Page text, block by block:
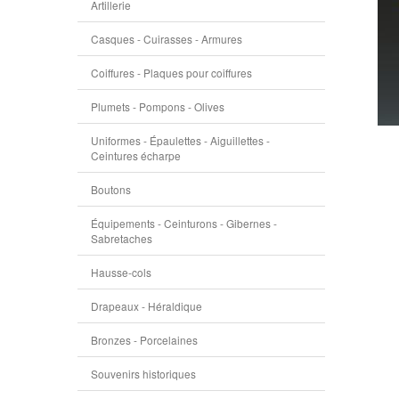
Artillerie
Casques - Cuirasses - Armures
Coiffures - Plaques pour coiffures
Plumets - Pompons - Olives
Uniformes - Épaulettes - Aiguillettes -
Ceintures écharpe
Boutons
Équipements - Ceinturons - Gibernes -
Sabretaches
Hausse-cols
Drapeaux - Héraldique
Bronzes - Porcelaines
Souvenirs historiques